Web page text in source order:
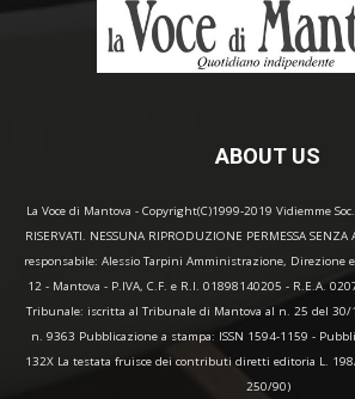
ABOUT US
La Voce di Mantova - Copyright(C)1999-2019 Vidiemme
RISERVATI. NESSUNA RIPRODUZIONE PERMESSA
responsabile: Alessio Tarpini Amministrazione, Direzione
12 - Mantova - P.IVA, C.F. e R.I. 01898140205 - R.E.A.
Tribunale: iscritta al Tribunale di Mantova al n. 25 del 30/
n. 9363 Pubblicazione a stampa: ISSN 1594-1159 -
132X La testata fruisce dei contributi diretti editoria L.
250/90)